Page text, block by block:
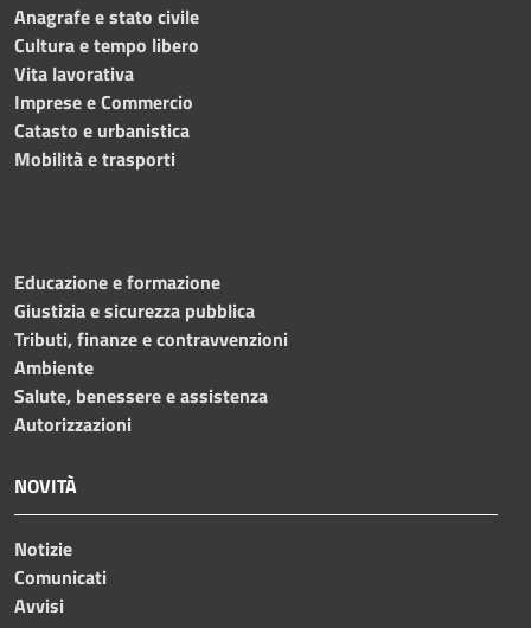
Anagrafe e stato civile
Cultura e tempo libero
Vita lavorativa
Imprese e Commercio
Catasto e urbanistica
Mobilità e trasporti
Educazione e formazione
Giustizia e sicurezza pubblica
Tributi, finanze e contravvenzioni
Ambiente
Salute, benessere e assistenza
Autorizzazioni
NOVITÀ
Notizie
Comunicati
Avvisi